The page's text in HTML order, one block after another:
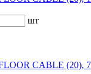
шт
CABLE (20),